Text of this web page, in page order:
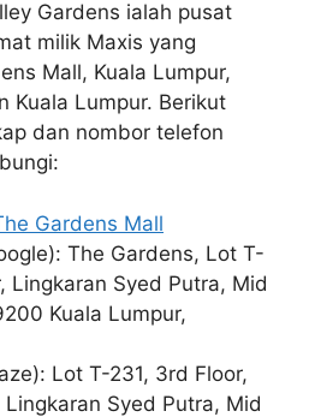
Gardens ialah pusat
milik Maxis yang
Mall, Kuala Lumpur,
Kuala Lumpur. Berikut
dan nombor telefon
Gardens Mall
The Gardens, Lot T-
Lingkaran Syed Putra, Mid
Kuala Lumpur,
Lot T-231, 3rd Floor,
Syed Putra, Mid